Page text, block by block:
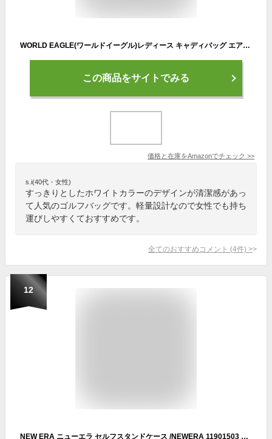
WORLD EAGLE(ワールドイーグル)レディース キャディバッグ エアーCC15 ホワイト WE-AIR-CC-WH
この商品をサイトでみる
価格と在庫をAmazonでチェック >>
s.i(40代・女性)
すっきりとしたホワイトカラーのデザインが清潔感があっ
て人気のゴルフバッグです。軽量設計なので女性でも持ち
運びしやすくておすすめです。
全てのおすすめコメント (4件) >
12
NEW ERA ニューエラ セルフスタンドケース /NEWERA 11901503 12325912 13061335 ブラック 黒 シンプル ブランド セルフスタンド クラブケース スタンド セルフバッグ セルフスタンドバッグ ゴルフクラブケース スタンドバッグ メンズ レディース シンプル おしゃれ ゴルフ/